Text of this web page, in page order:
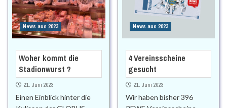
News aus 2023
Woher kommt die
Stadionwurst ?
21. Juni 2023
Einen Einblick hinter die
News aus 2023
4 Vereinsscheine
gesucht
21. Juni 2023
Wir haben bisher 396